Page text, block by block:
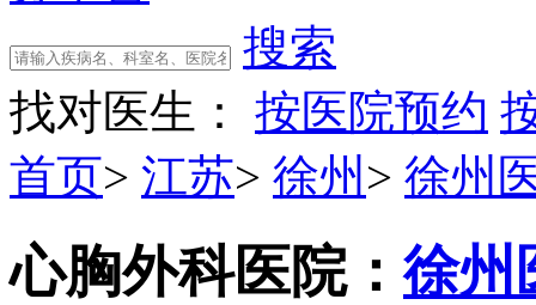
搜索
找对医生：
按医院预约
首页> 江苏> 徐州 > 徐州
心胸外科医院：徐州